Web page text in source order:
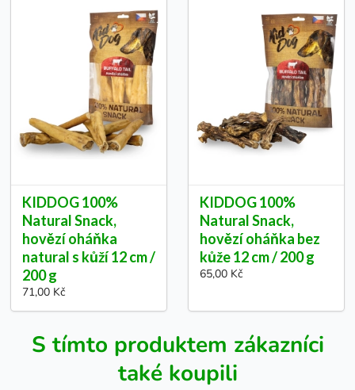
KIDDOG 100%
Natural Snack,
hovězí oháňka
natural s kůží 12 cm /
200 g
71,00 Kč
KIDDOG 100%
Natural Snack,
hovězí oháňka bez
kůže 12 cm / 200 g
65,00 Kč
S tímto produktem zákazníci
také koupili